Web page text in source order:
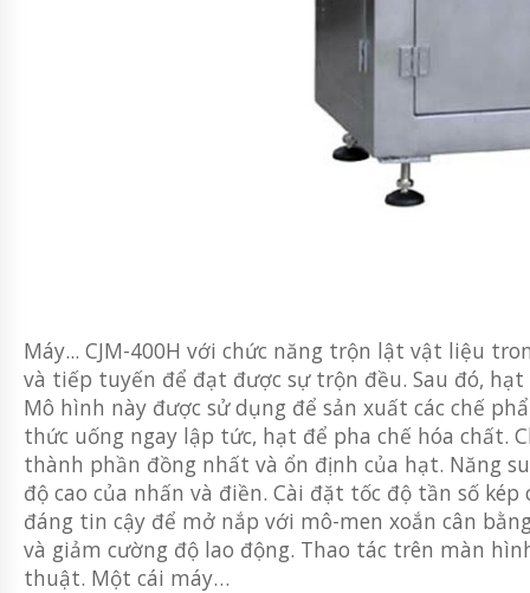
Máy... CJM-400H với chức năng trộn lật vật liệu
và tiếp tuyến để đạt được sự trộn đều. Sau đó,
Mô hình này được sử dụng để sản xuất các chế
thức uống ngay lập tức, hạt để pha chế hóa chất.
thành phần đồng nhất và ổn định của hạt. Năng
độ cao của nhấn và điền. Cài đặt tốc độ tần số
đáng tin cậy để mở nắp với mô-men xoắn cân
và giảm cường độ lao động. Thao tác trên màn
thuật. Một cái máy…